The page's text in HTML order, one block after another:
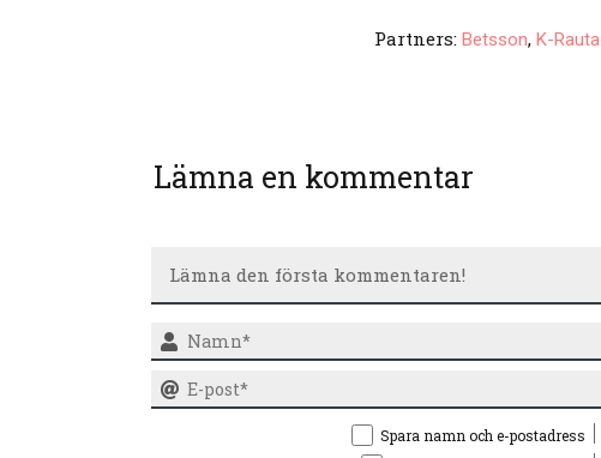
Partners: Betsson, K-Rauta
Lämna en kommentar
Spara namn och e-postadress